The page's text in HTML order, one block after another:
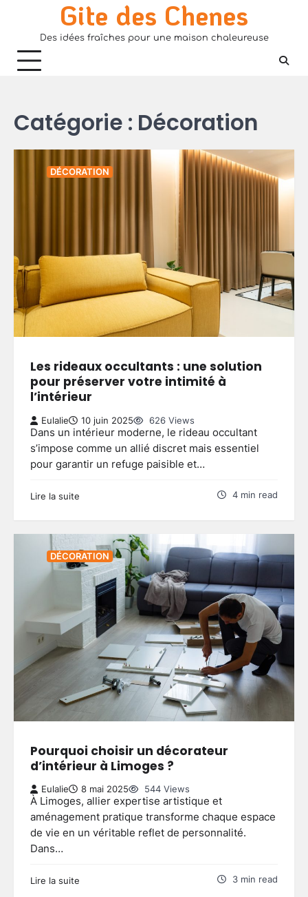
Gite des Chenes
Des idées fraîches pour une maison chaleureuse
Catégorie : Décoration
DÉCORATION
Les rideaux occultants : une solution
pour préserver votre intimité à
l’intérieur
Eulalie 10 juin 2025 626 Views
Dans un intérieur moderne, le rideau occultant
s’impose comme un allié discret mais essentiel
pour garantir un refuge paisible et…
Lire la suite 4 min read
DÉCORATION
Pourquoi choisir un décorateur
d’intérieur à Limoges ?
Eulalie 8 mai 2025 544 Views
À Limoges, allier expertise artistique et
aménagement pratique transforme chaque espace
de vie en un véritable reflet de personnalité.
Dans…
Lire la suite 3 min read